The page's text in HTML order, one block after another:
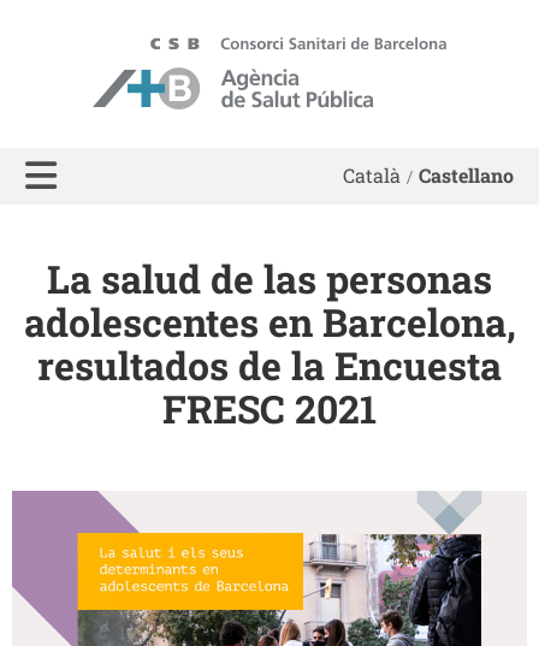
Català Castellano
La salud de las personas
adolescentes en Barcelona,
resultados de la Encuesta
FRESC 2021